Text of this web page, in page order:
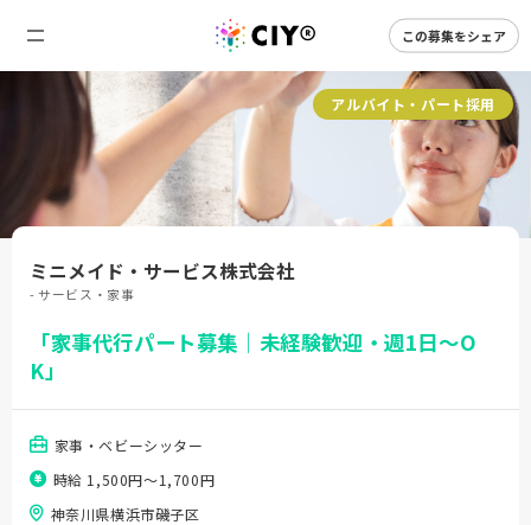
この募集をシェア
アルバイト・パート採用
ミニメイド・サービス株式会社
- サービス・家事
「家事代行パート募集｜未経験歓迎・週1日～O
K」
家事・ベビーシッター
時給 1,500円〜1,700円
神奈川県横浜市磯子区